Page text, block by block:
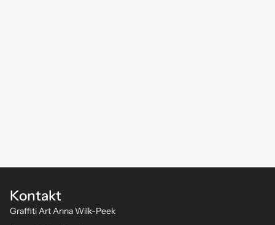
Kontakt
Graffiti Art Anna Wilk-Peek